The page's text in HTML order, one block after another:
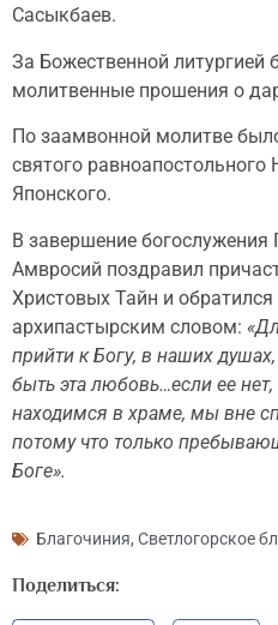
Сасыкбаев.
За Божественной литургией
молитвенные прошения о
По заамвонной молитве
святого равноапостольного
Японского.
В завершение
Амвросий поздравил
Христовых Тайн и
архипастырским словом:
прийти к Богу, в наших
быть эта любовь…если ее
находимся в храме, мы вне
потому что только
Боге».
Благочиния, Светлогорское
Поделиться: